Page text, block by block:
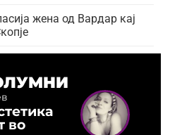
жена од Вардар кај
во